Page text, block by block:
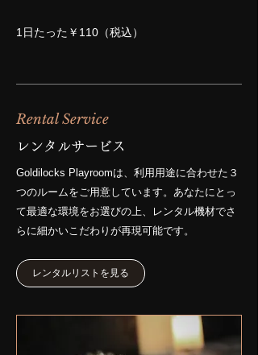
1日たった￥110（税込）
Rental Service
レンタルサービス
Goldilocks Playroomは、利用用途に合わせた３
つのルームをご用意しています。あなたにとっ
て最適な環境をお選びの上、レンタル機材でさ
らに細かいこだわりが再現可能です。
レンタルリストを見る